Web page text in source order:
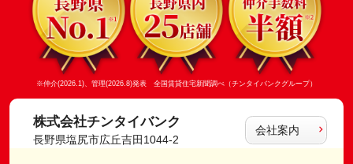
※仲介(2026.1)、管理(2026.8)発表 全国賃貸住宅新聞調べ（チンタイバンクグループ）
株式会社チンタイバンク
長野県塩尻市広丘吉田1044-2
会社案内